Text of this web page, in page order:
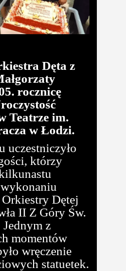
Dęta z
rocznicę
Teatrze im.
w Łodzi.
uczestniczyło
którzy
Dętej
II Z Góry Św.
Jednym z
momentów
wręczenie
statuetek.